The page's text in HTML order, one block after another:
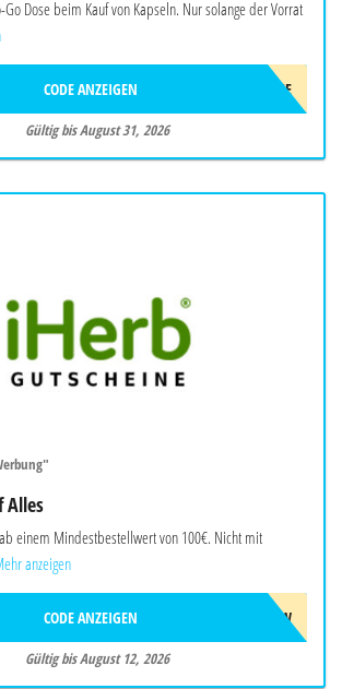
Go Dose beim Kauf von Kapseln. Nur solange der Vorrat
TO-GO-DOSE
CODE ANZEIGEN
Gültig bis August 31, 2026
Alles
einem Mindestbestellwert von 100€. Nicht mit
anzeigen
AUG26SW
CODE ANZEIGEN
Gültig bis August 12, 2026